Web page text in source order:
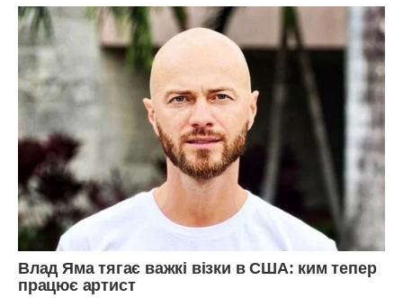
Знаєте, що найстрашніше в цій історії? Те, що десь
глибоко в душі я досі ловлю себе на думці, що мені її
шкода. Самотня стара жінка в золотій клітці, яку вона
збудувала на наших кістках. Але потім я згадую Степанові
очі того ранку і порожнечу в кімнаті сина — і будь-яка
жалість зникає, залишаючи по собі лише холодний попіл.
Ми почали все з нуля в тридцять п’ять років. Це важко,
часом нестерпно, але принаймні тепер ми знаємо, що
кожен стілець у цій орендованій квартирі куплений за наш
чесний труд, і ніхто не зможе прийти й сказати, що ми тут
ніхто. Ми винесли гіркий урок: іноді найнебезпечніший
ворог — це той, хто сидить з тобою за одним столом і
посміхається.